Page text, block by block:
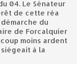
04. Le Sénateur
de cette réa
du
de Forcalquier
moins ardent
à la